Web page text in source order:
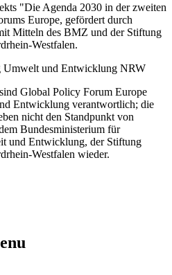
"Die Agenda 2030 in der zweiten
Europe, gefördert durch
Mitteln des BMZ und der Stiftung
Westfalen.
Global Policy Forum Europe
Entwicklung verantwortlich; die
nicht den Standpunkt von
Bundesministerium für
und Entwicklung, der Stiftung
Westfalen wieder.